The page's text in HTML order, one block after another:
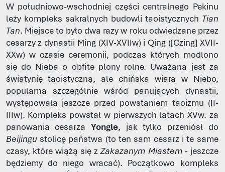
W południowo-wschodniej części centralnego Pekinu
leży kompleks sakralnych budowli taoistycznych Tian
Tan. Miejsce to było dwa razy w roku odwiedzane przez
cesarzy z dynastii Ming (XIV-XVIIw) i Qing ([Czing] XVII-
XXw) w czasie ceremonii, podczas których modlono
się do Nieba o obfite plony rolne. Uważana jest za
świątynię taoistyczną, ale chińska wiara w Niebo,
popularna szczególnie wśród panujących dynastii,
występowała jeszcze przed powstaniem taoizmu (II-
IIIw). Kompleks powstał w pierwszych latach XVw. za
panowania cesarza Yongle, jak tylko przeniósł do
Beijingustolicę państwa (to ten sam cesarz i te same
czasy, które wiążą się zZakazanym Miastem- jeszcze
będziemy do niego wracać). Początkowo kompleks